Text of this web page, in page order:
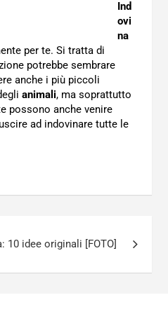
Ind
ovi
na
per te. Si tratta di
potrebbe sembrare
anche i più piccoli
animali, ma soprattutto
possono anche venire
ad indovinare tutte le
idee originali [FOTO]